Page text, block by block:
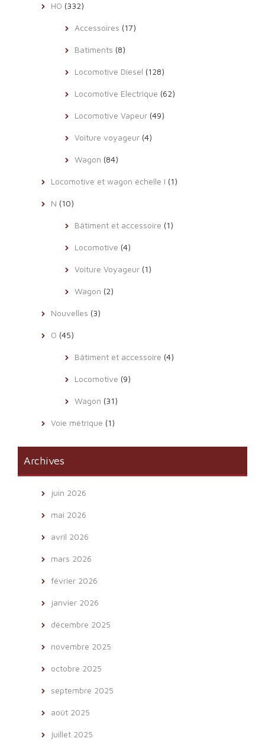
HO (332)
Accessoires (17)
Batiments (8)
Locomotive Diesel (128)
Locomotive Electrique (62)
Locomotive Vapeur (49)
Voiture voyageur (4)
Wagon (84)
Locomotive et wagon échelle I (1)
N (10)
Bâtiment et accessoire (1)
Locomotive (4)
Voiture Voyageur (1)
Wagon (2)
Nouvelles (3)
O (45)
Bâtiment et accessoire (4)
Locomotive (9)
Wagon (31)
Voie métrique (1)
Archives
juin 2026
mai 2026
avril 2026
mars 2026
février 2026
janvier 2026
décembre 2025
novembre 2025
octobre 2025
septembre 2025
août 2025
juillet 2025